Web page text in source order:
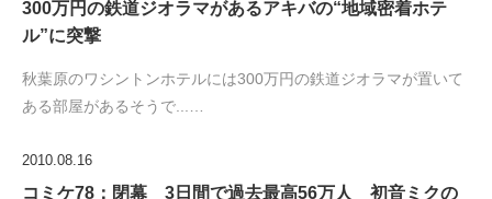
300万円の鉄道ジオラマがあるアキバの“地域密着ホテ
ル”に突撃
秋葉原のワシントンホテルには300万円の鉄道ジオラマが置いて
ある部屋があるそうで...…
2010.08.16
コミケ78：閉幕 3日間で過去最高56万人 初音ミクの